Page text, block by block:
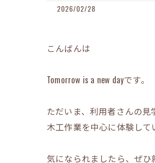
2026/02/28
こんばんは
Tomorrow is a new dayです。
ただいま、利用者さんの見
木工作業を中心に体験して
気になられましたら、ぜひ